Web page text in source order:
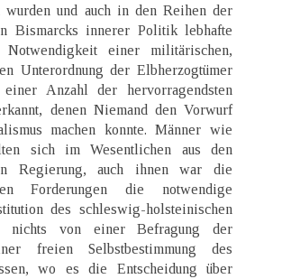
wurden und auch in den Reihen der
Bismarcks innerer Politik lebhafte
Notwendigkeit einer militärischen,
Unterordnung der Elbherzogtümer
Anzahl der hervorragendsten
denen Niemand den Vorwurf
machen konnte. Männer wie
sich im Wesentlichen aus den
Regierung, auch ihnen war die
Forderungen die notwendige
des schleswig-holsteinischen
nichts von einer Befragung der
freien Selbstbestimmung des
wo es die Entscheidung über